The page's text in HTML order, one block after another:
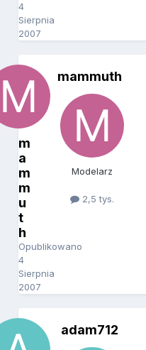
4
Sierpnia
2007
m
a
m
m
u
t
h
Opublikowano
4
Sierpnia
2007
mammuth
Modelarz
2,5 tys.
adam712